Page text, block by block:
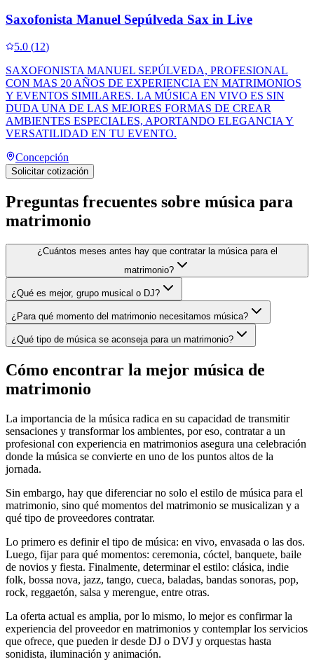
Saxofonista Manuel Sepúlveda Sax in Live
5.0 (12)
SAXOFONISTA MANUEL SEPÚLVEDA, PROFESIONAL
CON MAS 20 AÑOS DE EXPERIENCIA EN MATRIMONIOS
Y EVENTOS SIMILARES. LA MÚSICA EN VIVO ES SIN
DUDA UNA DE LAS MEJORES FORMAS DE CREAR
AMBIENTES ESPECIALES, APORTANDO ELEGANCIA Y
VERSATILIDAD EN TU EVENTO.
Concepción
Solicitar cotización
Preguntas frecuentes sobre música para
matrimonio
¿Cuántos meses antes hay que contratar la música para el
matrimonio?
¿Qué es mejor, grupo musical o DJ?
¿Para qué momento del matrimonio necesitamos música?
¿Qué tipo de música se aconseja para un matrimonio?
Cómo encontrar la mejor música de
matrimonio
La importancia de la música radica en su capacidad de transmitir
sensaciones y transformar los ambientes, por eso, contratar a un
profesional con experiencia en matrimonios asegura una celebración
donde la música se convierte en uno de los puntos altos de la
jornada.
Sin embargo, hay que diferenciar no solo el estilo de música para el
matrimonio, sino qué momentos del matrimonio se musicalizan y a
qué tipo de proveedores contratar.
Lo primero es definir el tipo de música: en vivo, envasada o las dos.
Luego, fijar para qué momentos: ceremonia, cóctel, banquete, baile
de novios y fiesta. Finalmente, determinar el estilo: clásica, indie
folk, bossa nova, jazz, tango, cueca, baladas, bandas sonoras, pop,
rock, reggaetón, salsa y merengue, entre otras.
La oferta actual es amplia, por lo mismo, lo mejor es confirmar la
experiencia del proveedor en matrimonios y contemplar los servicios
que ofrece, que pueden ir desde DJ o DVJ y orquestas hasta
sonidista, iluminación y animación.